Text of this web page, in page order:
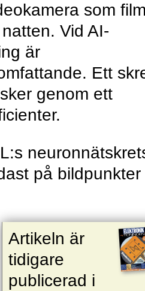
som
Vid AI-
är
Ett
genom ett
på bildpunkter
Artikeln är
tidigare
publicerad i